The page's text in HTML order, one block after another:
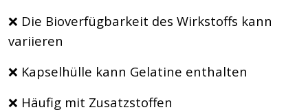
❌ Die Bioverfügbarkeit des Wirkstoffs kann
variieren
❌ Kapselhülle kann Gelatine enthalten
❌ Häufig mit Zusatzstoffen